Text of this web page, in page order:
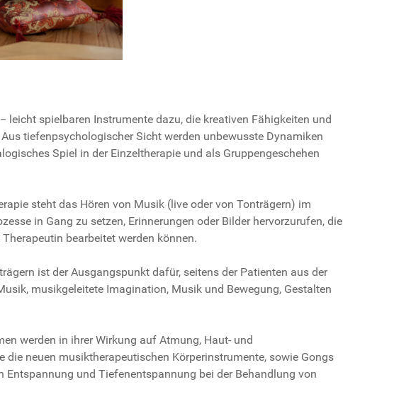
leicht spielbaren Instrumente dazu, die kreativen Fähigkeiten und
tiefenpsychologischer Sicht werden unbewusste Dynamiken
Spiel in der Einzeltherapie und als Gruppengeschehen
steht das Hören von Musik (live oder von Tonträgern) im
in Gang zu setzen, Erinnerungen oder Bilder hervorzurufen, die
bearbeitet werden können.
ist der Ausgangspunkt dafür, seitens der Patienten aus der
musikgeleitete Imagination, Musik und Bewegung, Gestalten
werden in ihrer Wirkung auf Atmung, Haut- und
neuen musiktherapeutischen Körperinstrumente, sowie Gongs
und Tiefenentspannung bei der Behandlung von